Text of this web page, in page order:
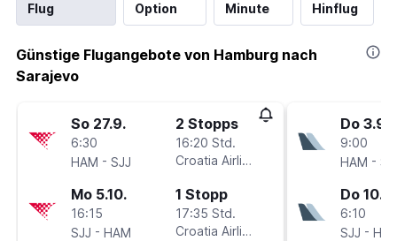
Flug
Option
Minute
Hinflug
Günstige Flugangebote von Hamburg nach
Sarajevo
So 27.9.
6:30
HAM - SJJ
2 Stopps
16:20 Std.
Croatia Airlines
Mo 5.10.
16:15
SJJ - HAM
1 Stopp
17:35 Std.
Croatia Airlines
Do 3.9.
9:00
HAM -
Do 10.9.
6:10
SJJ -